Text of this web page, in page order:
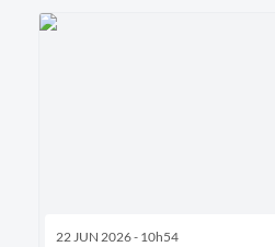
22 JUN 2026 - 10h54